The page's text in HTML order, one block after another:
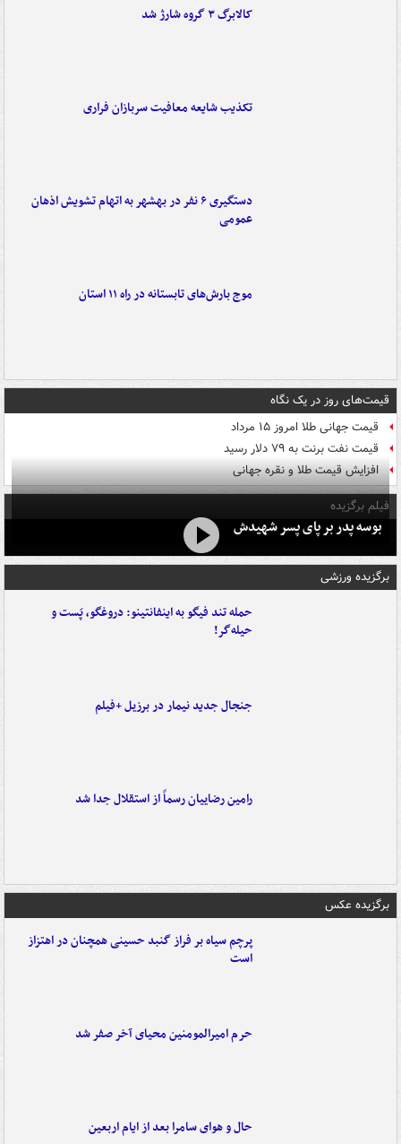
کالابرگ ۳ گروه شارژ شد
تکذیب شایعه معافیت سربازان فراری
دستگیری ۶ نفر در بهشهر به اتهام تشویش اذهان
عمومی
موج بارش‌های تابستانه در راه ۱۱ استان
قیمت‌های روز در یک نگاه
قیمت جهانی طلا امروز ۱۵ مرداد
قیمت نفت برنت به ۷۹ دلار رسید
افزایش قیمت طلا و نقره جهانی
فیلم برگزیده
بوسه‌ پدر بر پای پسر شهیدش
برگزیده ورزشی
حمله تند فیگو به اینفانتینو: دروغگو، پَست‌ و
حیله‌گر!
جنجال جدید نیمار در برزیل +فیلم
رامین رضاییان رسماً از استقلال جدا شد
برگزیده عکس
پرچم سیاه بر فراز گنبد حسینی همچنان در اهتزاز
است
حرم امیرالمومنین محیای آخر صفر شد
حال و هوای سامرا بعد از ایام اربعین